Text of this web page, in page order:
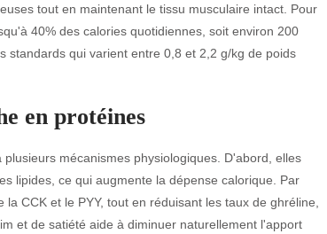
tout en maintenant le tissu musculaire intact. Pour
40% des calories quotidiennes, soit environ 200
standards qui varient entre 0,8 et 2,2 g/kg de poids
en protéines
mécanismes physiologiques. D'abord, elles
lipides, ce qui augmente la dépense calorique. Par
CCK et le PYY, tout en réduisant les taux de ghréline,
et de satiété aide à diminuer naturellement l'apport